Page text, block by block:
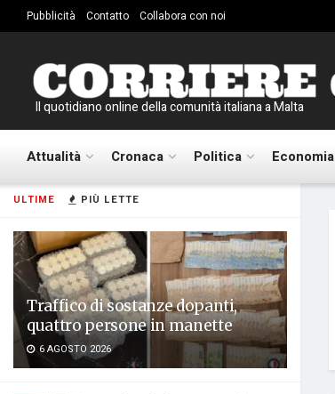
ULTIME PIÙ LETTE
Traffico di sostanze dopanti,
quattro persone in manette
6 AGOSTO 2026
Pubblicità Contatto Collabora con noi
Il quotidiano online della comunità italiana a Malta
Attualità Cronaca Politica Economia